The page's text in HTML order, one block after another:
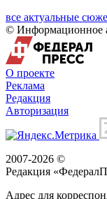
все актуальные
© Информационное
О проекте
Реклама
Редакция
Авторизация
2007-2026 ©
Редакция «
Адрес для